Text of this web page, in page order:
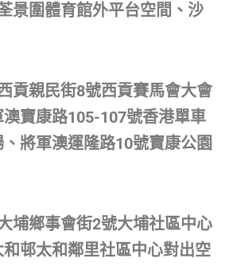
景圍體育館外平台空間、沙
貢親民街8號西貢賽馬會大會
寶康路105-107號香港單車
將軍澳運隆路10號寶康公園
埔鄉事會街2號大埔社區中心
邨太和鄰里社區中心對出空